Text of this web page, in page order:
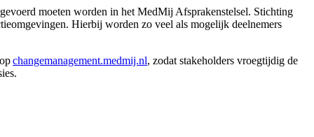
moeten worden in het MedMij Afsprakenstelsel. Stichting
Hierbij worden zo veel als mogelijk deelnemers
changemanagement.medmij.nl, zodat stakeholders vroegtijdig de